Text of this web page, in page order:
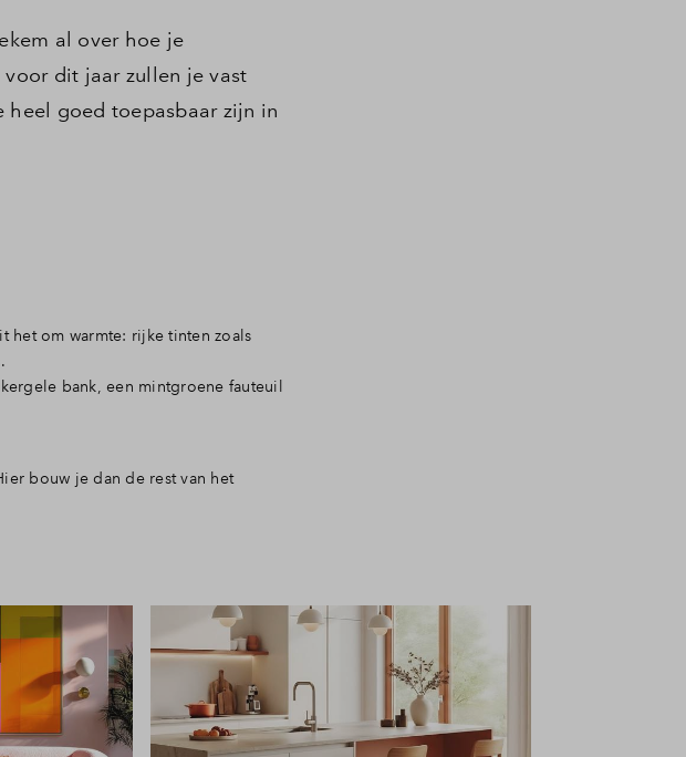
al over hoe je
dit jaar zullen je vast
heel goed toepasbaar zijn in
het om warmte: rijke tinten zoals
bank, een mintgroene fauteuil
bouw je dan de rest van het